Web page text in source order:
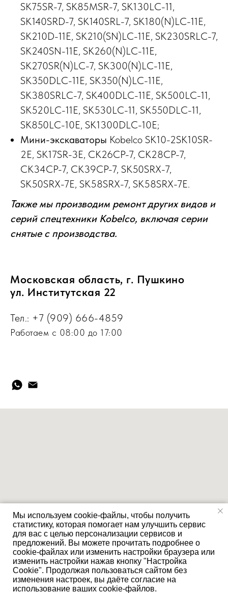
SK75SR-7, SK85MSR-7, SK130LC-11,
SK140SRD-7, SK140SRL-7, SK180(N)LC-11E,
SK210D-11E, SK210(SN)LC-11E, SK230SRLC-7,
SK240SN-11E, SK260(N)LC-11E,
SK270SR(N)LC-7, SK300(N)LC-11E,
SK350DLC-11E, SK350(N)LC-11E,
SK380SRLC-7, SK400DLC-11E, SK500LC-11,
SK520LC-11E, SK530LC-11, SK550DLC-11,
SK850LC-10E, SK1300DLC-10E;
Мини-экскаваторы Kobelco SK10-2SK10SR-
2E, SK17SR-3E, СК26СР-7, СК28СР-7,
СК34СР-7, СК39СР-7, SK50SRX-7,
SK50SRX-7E, SK58SRX-7, SK58SRX-7E.
Также мы производим ремонт других видов и
серий спецтехники Kobelco, включая серии
снятые с производства.
Мы используем cookie-файлы, чтобы получить
статистику, которая помогает нам улучшить сервис
для вас с целью персонализации сервисов и
предложений. Вы можете прочитать подробнее о
cookie-файлах или изменить настройки браузера или
изменить настройки нажав кнопку "Настройка
Cookie". Продолжая пользоваться сайтом без
изменения настроек, вы даёте согласие на
использование ваших cookie-файлов.
Московская область, г. Пушкино
ул. Институтская 22
Тел.: +7 (909) 666-4859
Работаем с 08:00 до 17:00
меню ремонт звонок изготовление
©«Ремонт экскаваторов» – Ремонт и обслуживание спецтехники,
2025. Политика обработки персональных данных.